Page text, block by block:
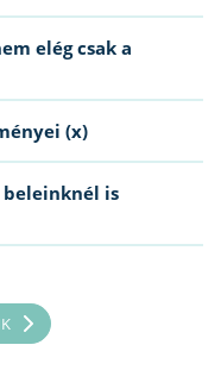
elég csak a
(x)
beleinknél is